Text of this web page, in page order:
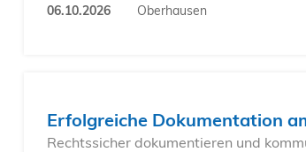
06.10.2026 Oberhausen
Erfolgreiche Dokumentation
Rechtssicher dokumentieren und